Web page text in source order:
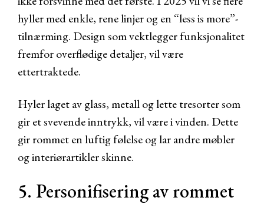
hyller med enkle, rene linjer og en “less is more”-
tilnærming. Design som vektlegger funksjonalitet
fremfor overflødige detaljer, vil være
ettertraktede.
Hyler laget av glass, metall og lette tresorter som
gir et svevende inntrykk, vil være i vinden. Dette
gir rommet en luftig følelse og lar andre møbler
og interiørartikler skinne.
5. Personifisering av rommet